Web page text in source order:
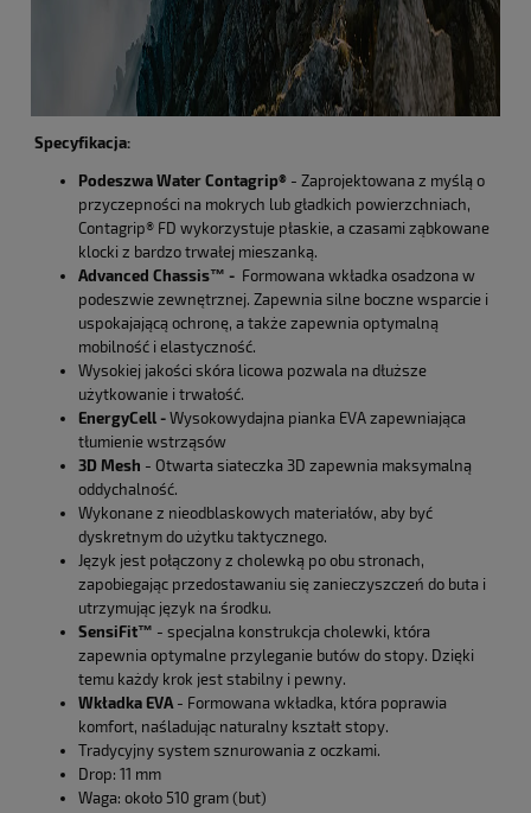
Specyfikacja:
Podeszwa Water Contagrip® - Zaprojektowana z myślą o
przyczepności na mokrych lub gładkich powierzchniach,
Contagrip® FD wykorzystuje płaskie, a czasami ząbkowane
klocki z bardzo trwałej mieszanką.
Advanced Chassis™ - Formowana wkładka osadzona w
podeszwie zewnętrznej. Zapewnia silne boczne wsparcie i
uspokajającą ochronę, a także zapewnia optymalną
mobilność i elastyczność.
Wysokiej jakości skóra licowa pozwala na dłuższe
użytkowanie i trwałość.
EnergyCell - Wysokowydajna pianka EVA zapewniająca
tłumienie wstrząsów
3D Mesh - Otwarta siateczka 3D zapewnia maksymalną
oddychalność.
Wykonane z nieodblaskowych materiałów, aby być
dyskretnym do użytku taktycznego.
Język jest połączony z cholewką po obu stronach,
zapobiegając przedostawaniu się zanieczyszczeń do buta i
utrzymując język na środku.
SensiFit™ - specjalna konstrukcja cholewki, która
zapewnia optymalne przyleganie butów do stopy. Dzięki
temu każdy krok jest stabilny i pewny.
Wkładka EVA - Formowana wkładka, która poprawia
komfort, naśladując naturalny kształt stopy.
Tradycyjny system sznurowania z oczkami.
Drop: 11 mm
Waga: około 510 gram (but)